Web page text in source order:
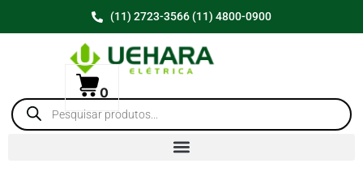
(11) 2723-3566 (11) 4800-0900
0